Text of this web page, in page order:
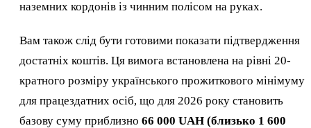
наземних кордонів із чинним полісом на руках.
Вам також слід бути готовими показати підтвердження
достатніх коштів. Ця вимога встановлена на рівні 20-
кратного розміру українського прожиткового мінімуму
для працездатних осіб, що для 2026 року становить
базову суму приблизно 66 000 UAH (близько 1 600